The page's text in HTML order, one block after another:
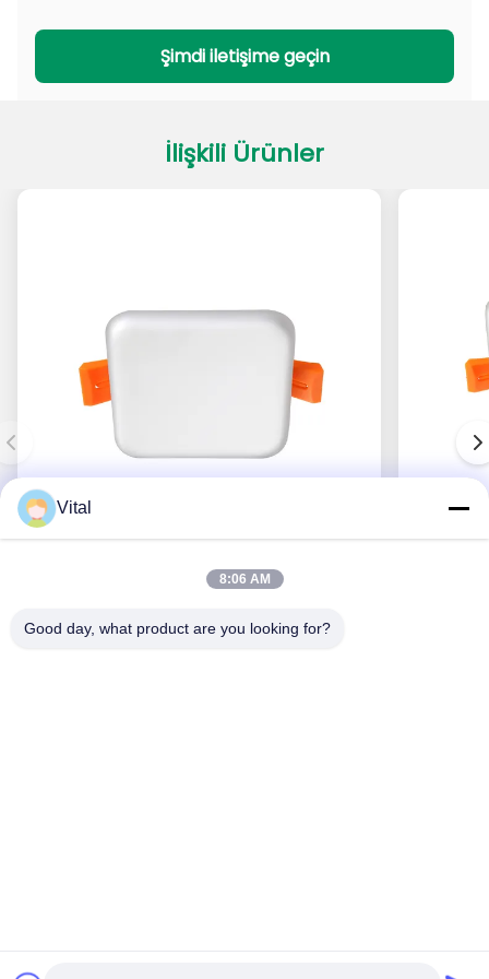
PADL Serisi
PACL Serisi
Şimdi iletişime geçin
İlişkili Ürünler
En İyi Fiyatı Alın
Vital
8:06 AM
Good day, what product are you looking for?